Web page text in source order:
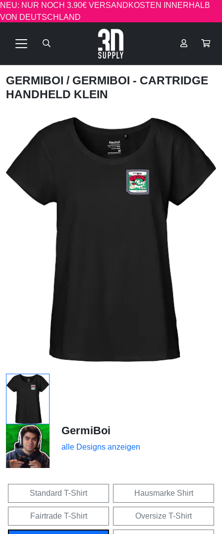
NEU: NUR NOCH 3.90€ VERSANDKOSTEN INNERHALB
VON DEUTSCHLAND
GERMIBOI / GERMIBOI - CARTRIDGE
HANDHELD KLEIN
GermiBoi
alle Designs anzeigen
Standard T-Shirt Hausmarke Shirt
Fairtrade T-Shirt Oversize T-Shirt